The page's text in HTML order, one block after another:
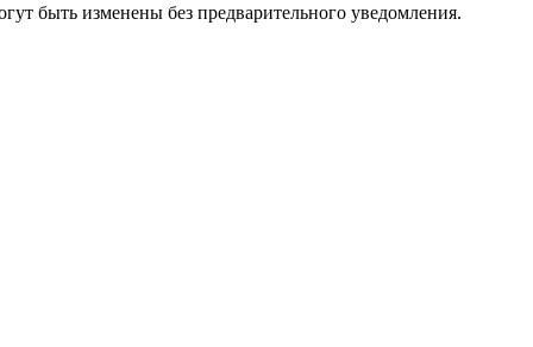
быть изменены без предварительного уведомления.